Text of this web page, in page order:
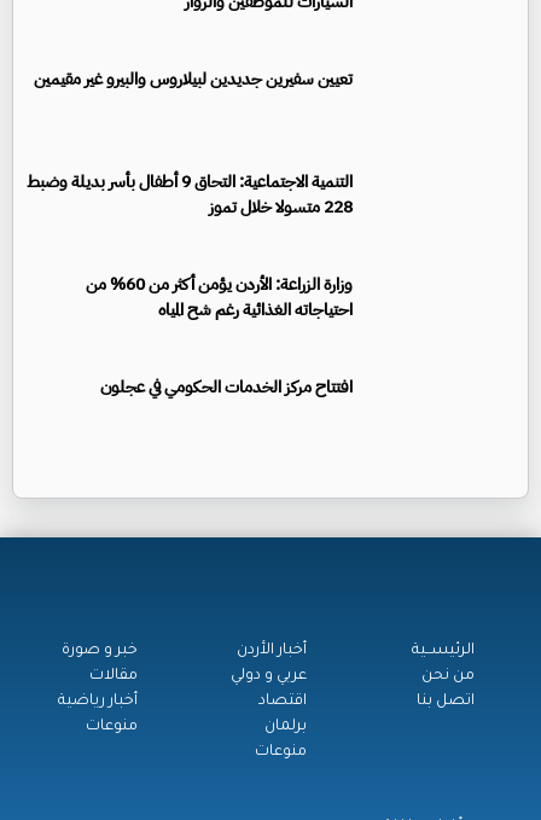
تعيين سفيرين جديدين لبيلاروس والبيرو غير مقيمين
‏التنمية الاجتماعية: التحاق 9 أطفال بأسر بديلة وضبط
228 متسولا خلال تموز
وزارة الزراعة: الأردن يؤمن أكثر من 60% من
احتياجاته الغذائية رغم شح المياه
افتتاح مركز الخدمات الحكومي في عجلون
الرئيســية
من نحن
اتصل بنا
أخبار الأردن
عربي و دولي
اقتصاد
برلمان
منوعات
خبر و صورة
مقالات
أخبار رياضية
منوعات